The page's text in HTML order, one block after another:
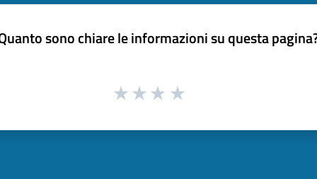
sono chiare le informazioni su questa